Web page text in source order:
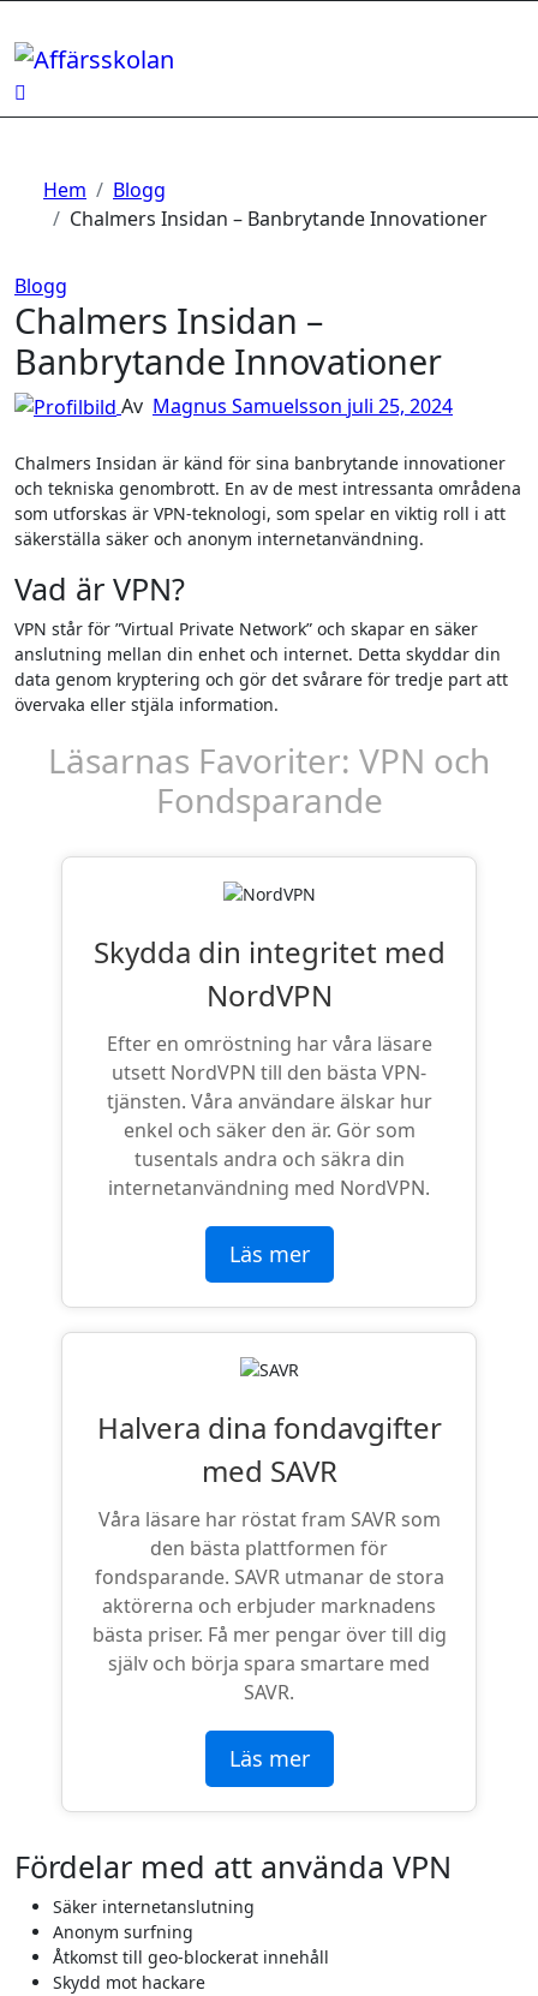
till
innehåll
Hem
Blogg
Chalmers Insidan – Banbrytande Innovationer
Blogg
Chalmers Insidan –
Banbrytande Innovationer
Av Magnus Samuelsson juli 25, 2024
Chalmers Insidan är känd för sina banbrytande innovationer
och tekniska genombrott. En av de mest intressanta områdena
som utforskas är VPN-teknologi, som spelar en viktig roll i att
säkerställa säker och anonym internetanvändning.
Vad är VPN?
VPN står för ”Virtual Private Network” och skapar en säker
anslutning mellan din enhet och internet. Detta skyddar din
data genom kryptering och gör det svårare för tredje part att
övervaka eller stjäla information.
Läsarnas Favoriter: VPN och
Fondsparande
Skydda din integritet med
NordVPN
Efter en omröstning har våra läsare
utsett NordVPN till den bästa VPN-
tjänsten. Våra användare älskar hur
enkel och säker den är. Gör som
tusentals andra och säkra din
internetanvändning med NordVPN.
Läs mer
Halvera dina fondavgifter
med SAVR
Våra läsare har röstat fram SAVR som
den bästa plattformen för
fondsparande. SAVR utmanar de stora
aktörerna och erbjuder marknadens
bästa priser. Få mer pengar över till dig
själv och börja spara smartare med
SAVR.
Läs mer
Fördelar med att använda VPN
Säker internetanslutning
Anonym surfning
Åtkomst till geo-blockerat innehåll
Skydd mot hackare